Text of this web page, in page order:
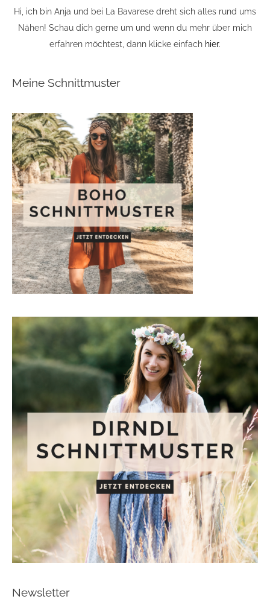
Hi, ich bin Anja und bei La Bavarese dreht sich alles rund ums
Nähen! Schau dich gerne um und wenn du mehr über mich
erfahren möchtest, dann klicke einfach hier.
Meine Schnittmuster
Newsletter